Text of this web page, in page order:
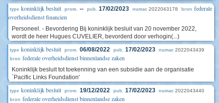
type koninklijk besluit prom. -- pub. 17/02/2023 numac 2022043178 bron federale
overheidsdienst financien
Personeel. - Bevordering Bij koninklijk besluit van 20 november 2022,
wordt de heer Hugues CUVELIER, bevorderd door verhogin(...)
type koninklijk besluit prom. 06/08/2022 pub. 17/02/2023 numac 2022043439
bron federale overheidsdienst binnenlandse zaken
Koninklijk besluit tot toekenning van een subsidie aan de organisatie
`Pacific Links Foundation'
type koninklijk besluit prom. 19/12/2022 pub. 17/02/2023 numac 2022043440
bron federale overheidsdienst binnenlandse zaken